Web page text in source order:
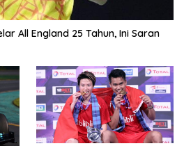
All England 25 Tahun, Ini Saran